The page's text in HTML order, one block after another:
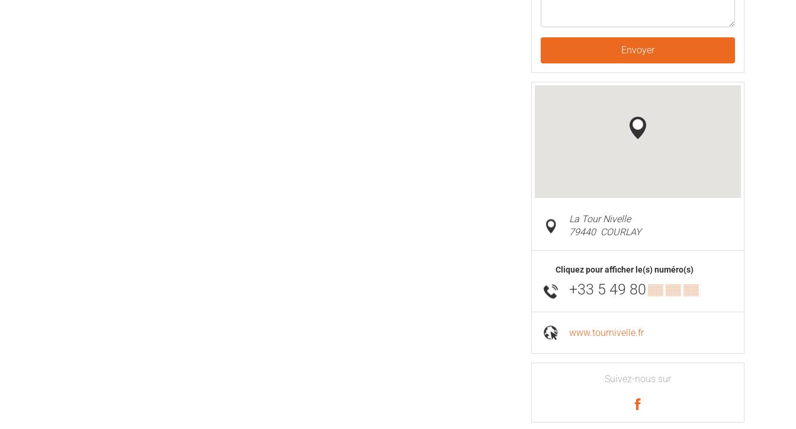
Envoyer
La Tour Nivelle
79440 COURLAY
Cliquez pour afficher le(s) numéro(s)
+33 5 49 80▒▒ ▒▒ ▒▒
www.tournivelle.fr
Suivez-nous sur